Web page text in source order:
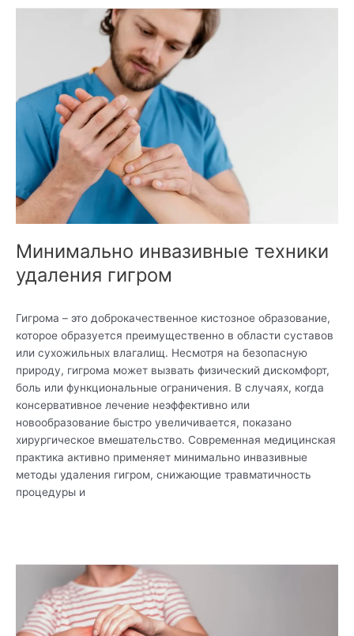
Минимально инвазивные техники
удаления гигром
Гигрома – это доброкачественное кистозное образование,
которое образуется преимущественно в области суставов
или сухожильных влагалищ. Несмотря на безопасную
природу, гигрома может вызвать физический дискомфорт,
боль или функциональные ограничения. В случаях, когда
консервативное лечение неэффективно или
новообразование быстро увеличивается, показано
хирургическое вмешательство. Современная медицинская
практика активно применяет минимально инвазивные
методы удаления гигром, снижающие травматичность
процедуры и
гигром
диагностики
лечения